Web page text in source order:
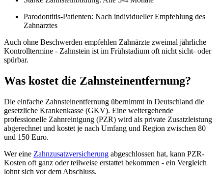
Parodontitis-Patienten: Nach individueller Empfehlung des
Zahnarztes
Auch ohne Beschwerden empfehlen Zahnärzte zweimal jährliche
Kontrolltermine - Zahnstein ist im Frühstadium oft nicht sicht- oder
spürbar.
Was kostet die Zahnsteinentfernung?
Die einfache Zahnsteinentfernung übernimmt in Deutschland die
gesetzliche Krankenkasse (GKV). Eine weitergehende
professionelle Zahnreinigung (PZR) wird als private Zusatzleistung
abgerechnet und kostet je nach Umfang und Region zwischen 80
und 150 Euro.
Wer eine Zahnzusatzversicherung abgeschlossen hat, kann PZR-
Kosten oft ganz oder teilweise erstattet bekommen - ein Vergleich
lohnt sich vor dem Abschluss.